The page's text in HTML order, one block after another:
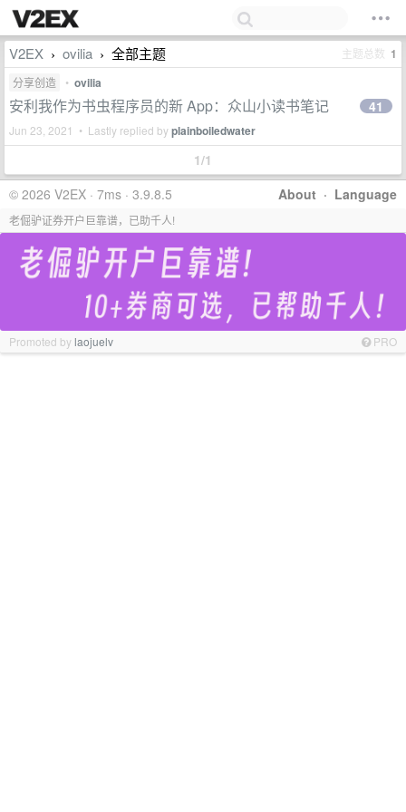
V2EX › ovilia › 全部主题 主题总数 1
分享创造 • ovilia
安利我作为书虫程序员的新 App：众山小读书笔记
Jun 23, 2021 • Lastly replied byplainboiledwater
41
1/1
About · Language
© 2026 V2EX · 7ms · 3.9.8.5
老倔驴证券开户巨靠谱，已助千人!
Promoted bylaojuelv PRO